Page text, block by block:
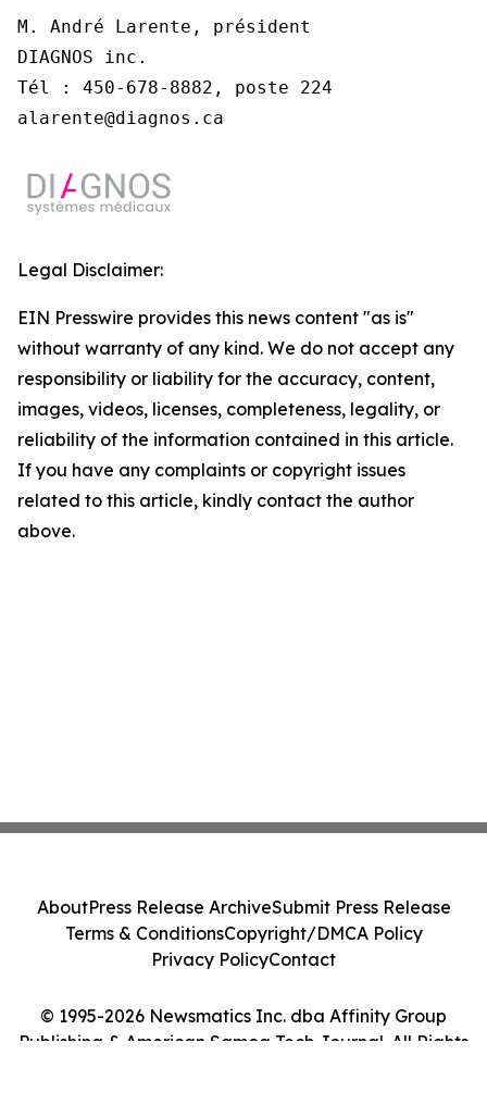
M. André Larente, président
DIAGNOS inc.
Tél : 450-678-8882, poste 224
alarente@diagnos.ca
Legal Disclaimer:
EIN Presswire provides this news content "as is"
without warranty of any kind. We do not accept any
responsibility or liability for the accuracy, content,
images, videos, licenses, completeness, legality, or
reliability of the information contained in this article.
If you have any complaints or copyright issues
related to this article, kindly contact the author
above.
© 1995-2026 Newsmatics Inc. dba Affinity Group
Publishing & American Samoa Tech Journal. All Rights
AboutPress Release ArchiveSubmit Press Release
Terms & ConditionsCopyright/DMCA Policy
Privacy PolicyContact